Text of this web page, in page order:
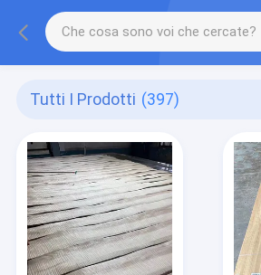
Tutti I Prodotti (397)